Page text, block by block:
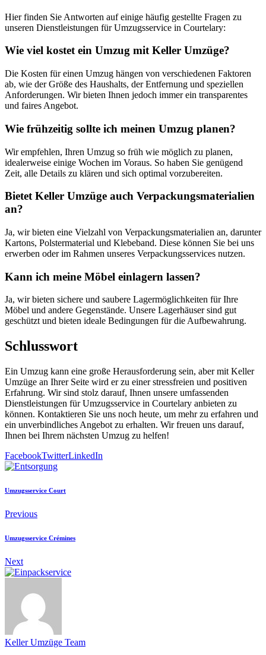
Hier finden Sie Antworten auf einige häufig gestellte Fragen zu
unseren Dienstleistungen für Umzugsservice in Courtelary:
Wie viel kostet ein Umzug mit Keller Umzüge?
Die Kosten für einen Umzug hängen von verschiedenen Faktoren
ab, wie der Größe des Haushalts, der Entfernung und speziellen
Anforderungen. Wir bieten Ihnen jedoch immer ein transparentes
und faires Angebot.
Wie frühzeitig sollte ich meinen Umzug planen?
Wir empfehlen, Ihren Umzug so früh wie möglich zu planen,
idealerweise einige Wochen im Voraus. So haben Sie genügend
Zeit, alle Details zu klären und sich optimal vorzubereiten.
Bietet Keller Umzüge auch Verpackungsmaterialien
an?
Ja, wir bieten eine Vielzahl von Verpackungsmaterialien an, darunter
Kartons, Polstermaterial und Klebeband. Diese können Sie bei uns
erwerben oder im Rahmen unseres Verpackungsservices nutzen.
Kann ich meine Möbel einlagern lassen?
Ja, wir bieten sichere und saubere Lagermöglichkeiten für Ihre
Möbel und andere Gegenstände. Unsere Lagerhäuser sind gut
geschützt und bieten ideale Bedingungen für die Aufbewahrung.
Schlusswort
Ein Umzug kann eine große Herausforderung sein, aber mit Keller
Umzüge an Ihrer Seite wird er zu einer stressfreien und positiven
Erfahrung. Wir sind stolz darauf, Ihnen unsere umfassenden
Dienstleistungen für Umzugsservice in Courtelary anbieten zu
können. Kontaktieren Sie uns noch heute, um mehr zu erfahren und
ein unverbindliches Angebot zu erhalten. Wir freuen uns darauf,
Ihnen bei Ihrem nächsten Umzug zu helfen!
FacebookTwitterLinkedIn
Umzugsservice Court
Previous
Umzugsservice Crémines
Next
Keller Umzüge Team